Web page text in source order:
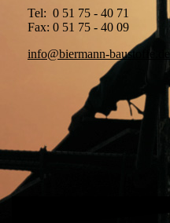
Tel: 0 51 75 - 40 71
Fax: 0 51 75 - 40 09
info@biermann-baustoffe.de